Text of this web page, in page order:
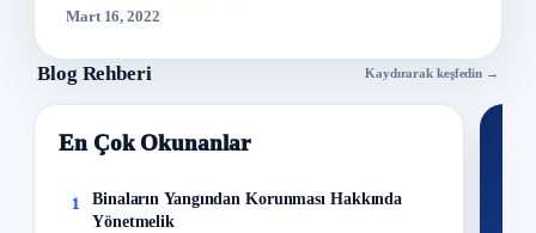
Mart 16, 2022
Blog Rehberi Kaydırarak keşfedin →
En Çok Okunanlar
1
Binaların Yangından Korunması Hakkında
Yönetmelik